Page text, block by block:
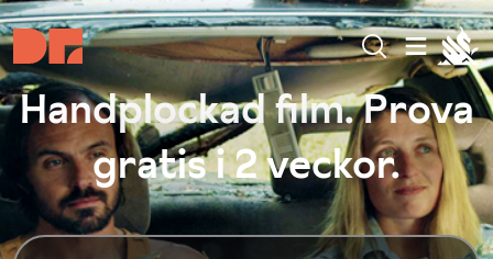
Handplockad film. Prova
gratis i 2 veckor.